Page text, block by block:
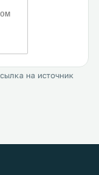
на источник